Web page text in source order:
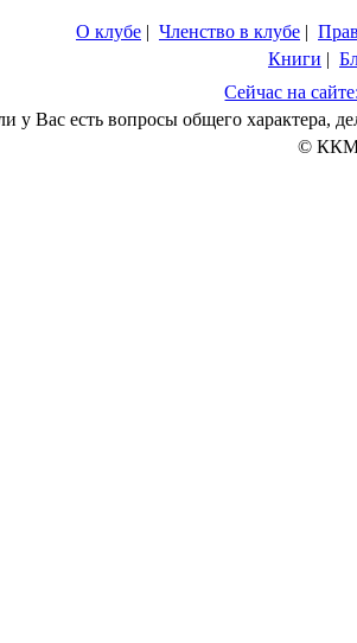
О клубе | Членство в клубе |
Книги |
Сейчас на
у Вас есть вопросы общего характера,
© ККМ